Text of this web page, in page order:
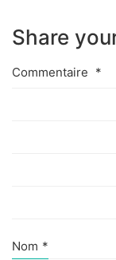
Share
Commentaire *
Nom *